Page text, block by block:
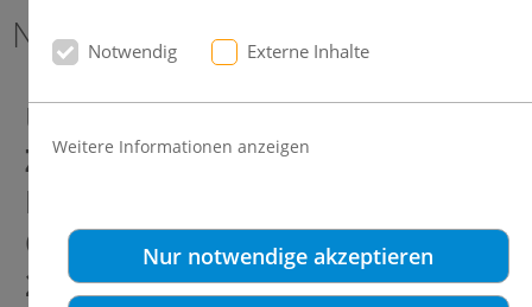
Notwendig Externe Inhalte
Weitere Informationen anzeigen
Nur notwendige akzeptieren
News aktuell Zahnklinik Berlin
Urlaubszeiten Sommerferien:
Zahnärzte geöffnet (Aufgang B)
Kieferorthopädie und
Oralchirurgie vom 13.-24. Juli
2020 geschlossen